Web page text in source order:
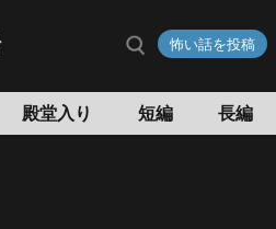
怖い話を投稿
殿堂入り 短編 長編